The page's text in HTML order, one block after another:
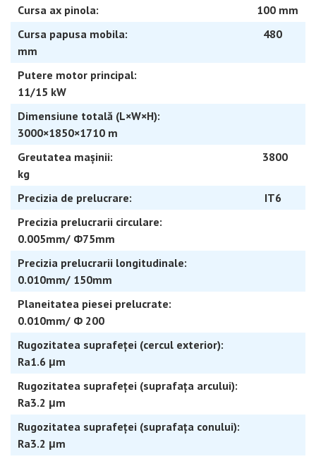
Cursa ax pinola: 100 mm
Cursa papusa mobila: 480
mm
Putere motor principal:
11/15 kW
Dimensiune totală (L×W×H):
3000×1850×1710 m
Greutatea mașinii: 3800
kg
Precizia de prelucrare: IT6
Precizia prelucrarii circulare:
0.005mm/ Ф75mm
Precizia prelucrarii longitudinale:
0.010mm/ 150mm
Planeitatea piesei prelucrate:
0.010mm/ Ф 200
Rugozitatea suprafeței (cercul exterior):
Ra1.6 μm
Rugozitatea suprafeței (suprafața arcului):
Ra3.2 μm
Rugozitatea suprafeței (suprafața conului):
Ra3.2 μm